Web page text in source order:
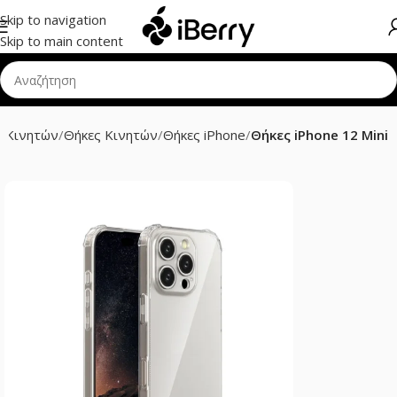
Skip to navigation
Skip to main content
Κινητών Θήκες Κινητών Θήκες iPhone Θήκες iPhone 12 Mini